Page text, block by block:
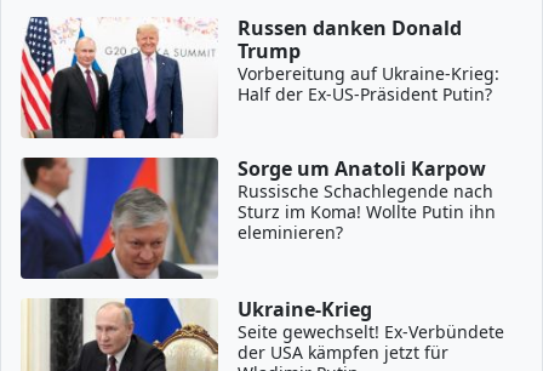
Russen danken Donald
Trump
Vorbereitung auf Ukraine-Krieg:
Half der Ex-US-Präsident Putin?
Sorge um Anatoli Karpow
Russische Schachlegende nach
Sturz im Koma! Wollte Putin ihn
eleminieren?
Ukraine-Krieg
Seite gewechselt! Ex-Verbündete
der USA kämpfen jetzt für